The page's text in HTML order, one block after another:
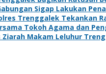
Sigap Lakukan
Trenggalek Tekankan
Tokoh Agama dan
Ziarah Makam Leluhur